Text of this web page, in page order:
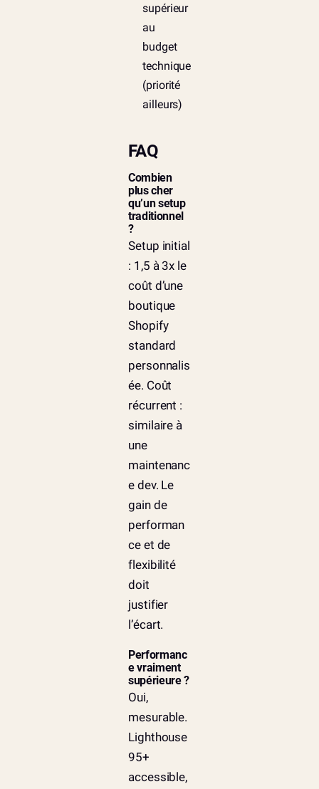
supérieur
au
budget
technique
(priorité
ailleurs)
FAQ
Combien
plus cher
qu’un setup
traditionnel
?
Setup initial
: 1,5 à 3x le
coût d’une
boutique
Shopify
standard
personnalis
ée. Coût
récurrent :
similaire à
une
maintenanc
e dev. Le
gain de
performan
ce et de
flexibilité
doit
justifier
l’écart.
Performanc
e vraiment
supérieure ?
Oui,
mesurable.
Lighthouse
95+
accessible,